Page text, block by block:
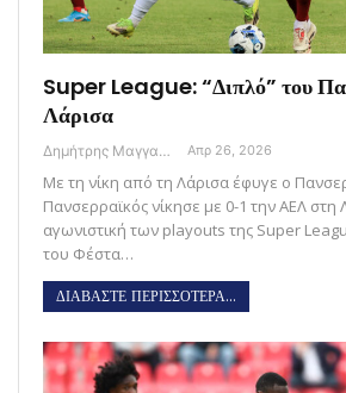
Super League: “Διπλό” του
Λάρισα
Δημήτρης Μαγγανάρης Απρ 26, 2026
Με τη νίκη από τη Λάρισα έφυγε ο
Πανσερραϊκός νίκησε με 0-1 την ΑΕΛ στη
αγωνιστική των playouts της Super
του Φέστα…
ΔΙΑΒΑΣΤΕ ΠΕΡΙΣΣΟΤΕΡΑ...